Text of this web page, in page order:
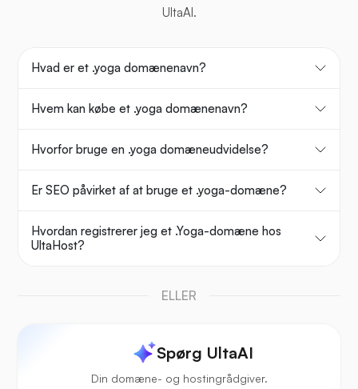
UltaAI.
Hvad er et .yoga domænenavn?
Hvem kan købe et .yoga domænenavn?
Hvorfor bruge en .yoga domæneudvidelse?
Er SEO påvirket af at bruge et .yoga-domæne?
Hvordan registrerer jeg et .Yoga-domæne hos
UltaHost?
ELLER
Spørg UltaAI
Din domæne- og hostingrådgiver.